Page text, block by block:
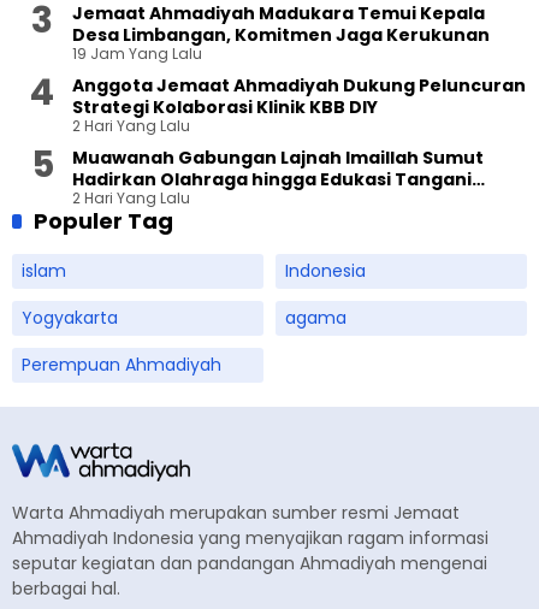
Jemaat Ahmadiyah Madukara Temui Kepala
Desa Limbangan, Komitmen Jaga Kerukunan
19 Jam Yang Lalu
Anggota Jemaat Ahmadiyah Dukung Peluncuran
Strategi Kolaborasi Klinik KBB DIY
2 Hari Yang Lalu
Muawanah Gabungan Lajnah Imaillah Sumut
Hadirkan Olahraga hingga Edukasi Tangani
Sampah
2 Hari Yang Lalu
Populer Tag
islam
Indonesia
Yogyakarta
agama
Perempuan Ahmadiyah
Warta Ahmadiyah merupakan sumber resmi Jemaat
Ahmadiyah Indonesia yang menyajikan ragam informasi
seputar kegiatan dan pandangan Ahmadiyah mengenai
berbagai hal.